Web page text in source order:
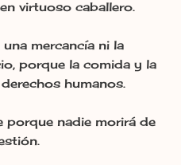
virtuoso caballero.
mercancía ni la
porque la comida y la
humanos.
porque nadie morirá de